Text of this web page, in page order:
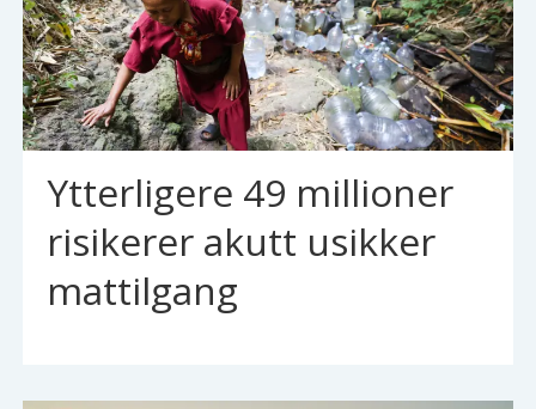
Ytterligere 49 millioner
risikerer akutt usikker
mattilgang